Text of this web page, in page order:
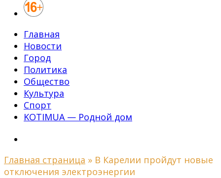
Главная
Новости
Город
Политика
Общество
Культура
Спорт
KOTIMUA — Родной дом
Главная страница » В Карелии пройдут новые
отключения электроэнергии